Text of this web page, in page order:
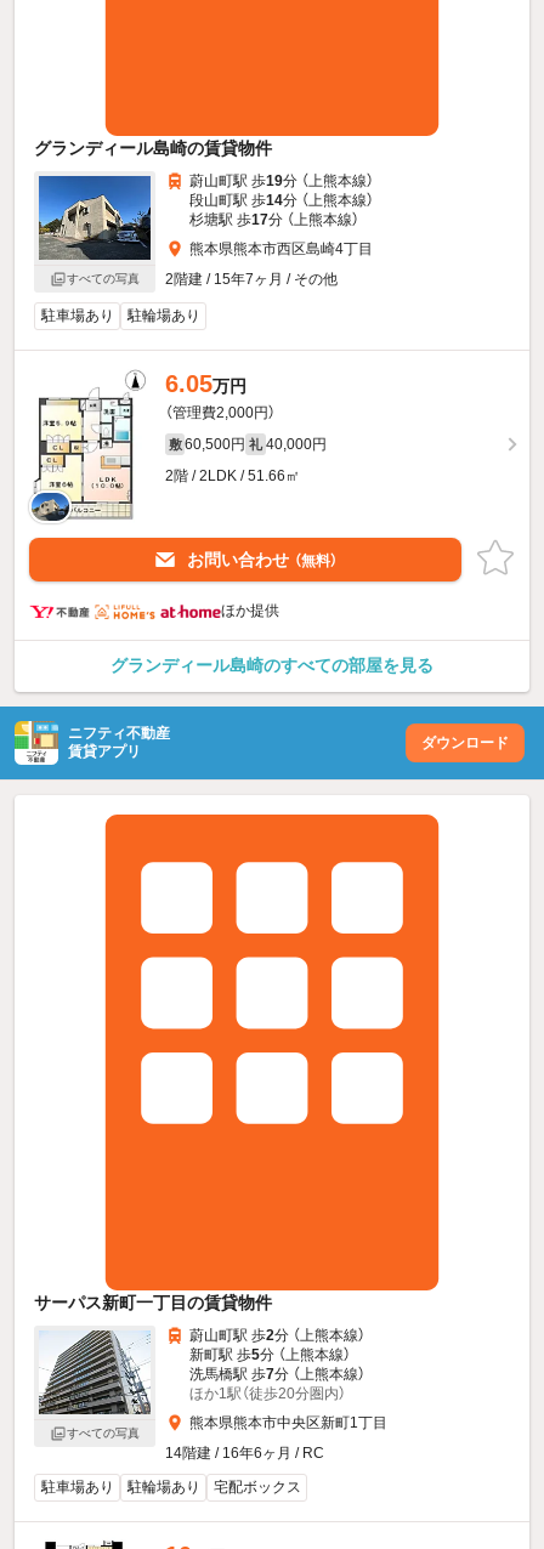
グランディール島崎の賃貸物件
すべての写真
蔚山町駅 歩19分 （上熊本線）
段山町駅 歩14分 （上熊本線）
杉塘駅 歩17分 （上熊本線）
熊本県熊本市西区島崎4丁目
2階建 / 15年7ヶ月 / その他
駐車場あり 駐輪場あり
6.05万円
（管理費2,000円）
敷 60,500円 礼 40,000円
2階 / 2LDK / 51.66㎡
お問い合わせ （無料）
ほか提供
グランディール島崎のすべての部屋を見る
ニフティ不動産
賃貸アプリ
ダウンロード
サーパス新町一丁目の賃貸物件
すべての写真
蔚山町駅 歩2分 （上熊本線）
新町駅 歩5分 （上熊本線）
洗馬橋駅 歩7分 （上熊本線）
ほか1駅（徒歩20分圏内）
熊本県熊本市中央区新町1丁目
14階建 / 16年6ヶ月 / RC
駐車場あり
駐輪場あり 宅配ボックス